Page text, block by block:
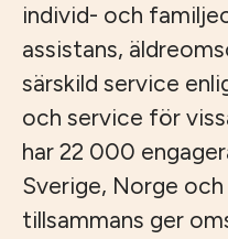
individ- och
assistans,
särskild service
och service för
har 22 000
Sverige, Norge och
tillsammans ger